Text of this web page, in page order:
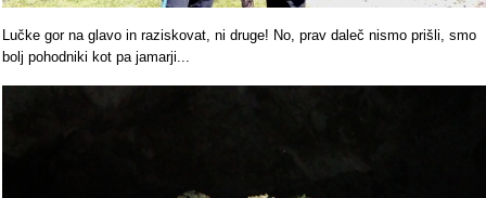
Lučke gor na glavo in raziskovat, ni druge! No, prav daleč nismo prišli, smo
bolj pohodniki kot pa jamarji...